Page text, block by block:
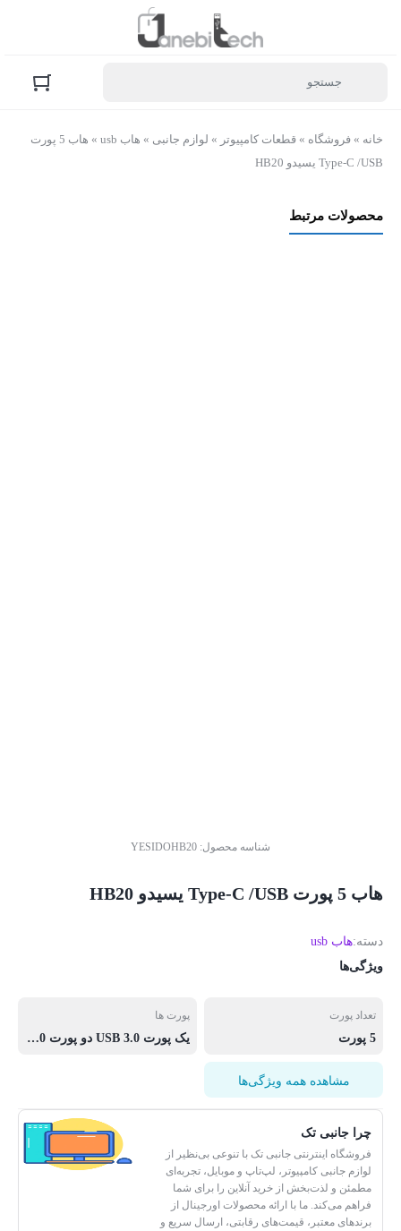
خانه » فروشگاه » قطعات کامپیوتر » لوازم جانبی » هاب usb »
هاب 5 پورت
Type-C /USB یسیدو HB20
محصولات مرتبط
شناسه محصول: YESIDOHB20
هاب 5 پورت Type-C /USB یسیدو HB20
دسته:هاب usb
ویژگی‌ها
تعداد پورت‌
5 پورت
پورت ها
یک پورت USB 3.0 دو پورت USB2.0 یک پورت TYPE-C یک پورت DP
مشاهده همه ویژگی‌ها
چرا جانبی تک
فروشگاه اینترنتی جانبی تک با تنوعی بی‌نظیر از
لوازم جانبی کامپیوتر، لپ‌تاپ و موبایل، تجربه‌ای
مطمئن و لذت‌بخش از خرید آنلاین را برای شما
فراهم می‌کند. ما با ارائه محصولات اورجینال از
برندهای معتبر، قیمت‌های رقابتی، ارسال سریع و